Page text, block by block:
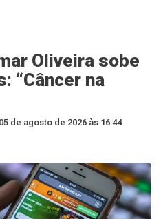
Oliveira sobe
“Câncer na
05 de agosto de 2026 às 16:44